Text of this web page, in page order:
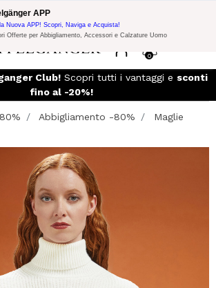
Extra Sconto su 300€ di Acquisto con codice:
DOPPEL300
0
APP
Nuova APP! Scopri, Naviga e Acquista!
Offerte per Abbigliamento, Accessori e Calzature Uomo
Club!Scopri tutti i vantaggi e sconti
fino al -20%!
Abbigliamento -80%
Maglie